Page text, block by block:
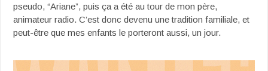
pseudo, “Ariane”, puis ça a été au tour de mon père,
animateur radio. C’est donc devenu une tradition familiale, et
peut-être que mes enfants le porteront aussi, un jour.